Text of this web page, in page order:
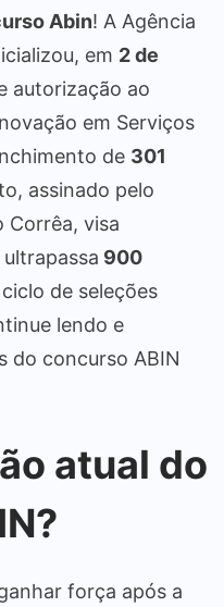
Abin! A Agência
em 2 de
autorização ao
em Serviços
de 301
assinado pelo
Corrêa, visa
900
de seleções
lendo e
do concurso ABIN
atual do
força após a